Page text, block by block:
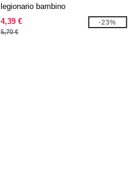
legionario bambino
4,39 €
5,70 €
-23%